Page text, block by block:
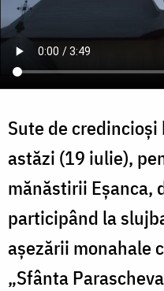
Sute de
astăzi (19 iulie),
mănăstirii Eșanca,
participând la
aşezării monahale
„Sfânta